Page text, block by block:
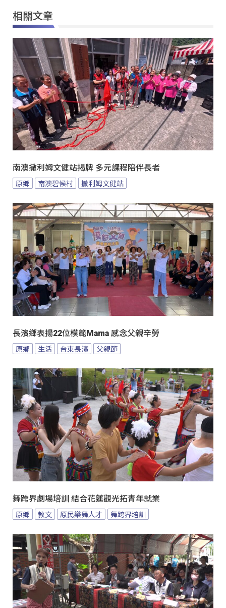
相關文章
南澳撒利姆文健站揭牌 多元課程陪伴長者
原鄉 南澳碧候村 撒利姆文健站
長濱鄉表揚22位模範Mama 感念父親辛勞
原鄉 生活 台東長濱 父親節
舞跨界劇場培訓 結合花蓮觀光拓青年就業
原鄉 教文 原民樂舞人才 舞跨界培訓